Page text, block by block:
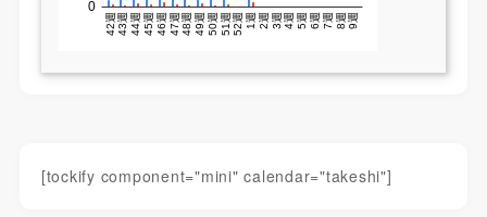
[tockify component="mini" calendar="takeshi"]